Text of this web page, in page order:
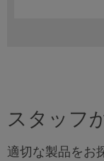
スタッフ
適切な製品をお